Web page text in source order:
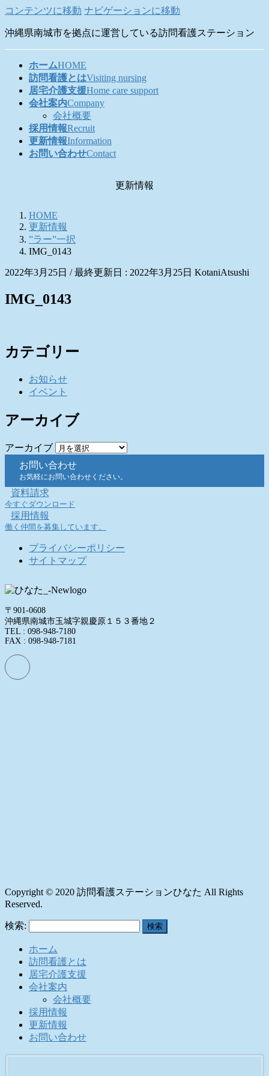
コンテンツに移動 ナビゲーションに移動
沖縄県南城市を拠点に運営している訪問看護ステーション
ホームHOME
訪問看護とはVisiting nursing
居宅介護支援Home care support
会社案内Company
会社概要
採用情報Recruit
更新情報Information
お問い合わせContact
更新情報
HOME
更新情報
”ラー”一択
IMG_0143
2022年3月25日 / 最終更新日 : 2022年3月25日 KotaniAtsushi
IMG_0143
カテゴリー
お知らせ
イベント
アーカイブ
アーカイブ
お問い合わせ
お気軽にお問い合わせください。
資料請求
今すぐダウンロード
採用情報
働く仲間を募集しています。
プライバシーポリシー
サイトマップ
〒901-0608
沖縄県南城市玉城字親慶原１５３番地２
TEL : 098-948-7180
FAX : 098-948-7181
Copyright © 2020 訪問看護ステーションひなた All Rights
Reserved.
検索:
ホーム
訪問看護とは
居宅介護支援
会社案内
会社概要
採用情報
更新情報
お問い合わせ